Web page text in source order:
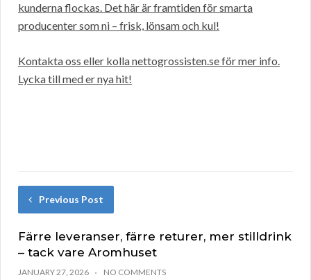
kunderna flockas. Det här är framtiden för smarta
producenter som ni – frisk, lönsam och kul!
Kontakta oss eller kolla nettogrossisten.se för mer info.
Lycka till med er nya hit!
Previous Post
Färre leveranser, färre returer, mer stilldrink
– tack vare Aromhuset
JANUARY 27, 2026 NO COMMENTS